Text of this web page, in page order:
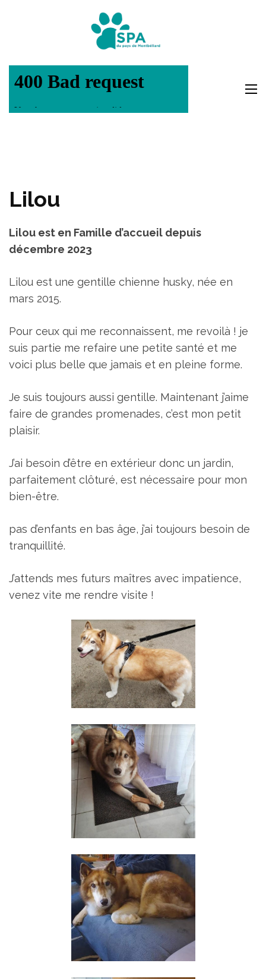
Entrée)
Lilou
Lilou est en Famille d’accueil depuis
décembre 2023
Lilou est une gentille chienne husky, née en
mars 2015.
Pour ceux qui me reconnaissent, me revoilà ! je
suis partie me refaire une petite santé et me
voici plus belle que jamais et en pleine forme.
Je suis toujours aussi gentille. Maintenant j’aime
faire de grandes promenades, c’est mon petit
plaisir.
J’ai besoin d’être en extérieur donc un jardin,
parfaitement clôturé, est nécessaire pour mon
bien-être.
pas d’enfants en bas âge, j’ai toujours besoin de
tranquillité.
J’attends mes futurs maîtres avec impatience,
venez vite me rendre visite !